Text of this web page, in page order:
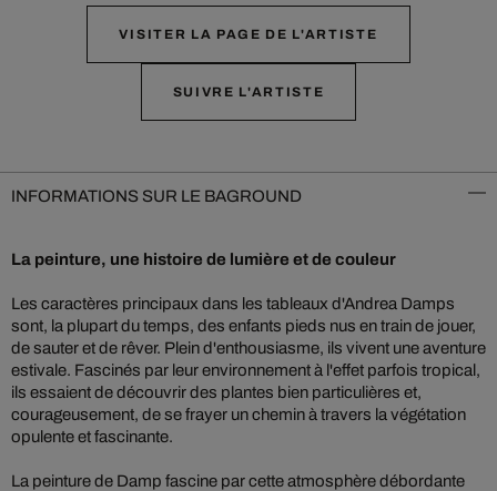
VISITER LA PAGE DE L'ARTISTE
SUIVRE L'ARTISTE
INFORMATIONS SUR LE BAGROUND
La peinture, une histoire de lumière et de couleur
Les caractères principaux dans les tableaux d'Andrea Damps
sont, la plupart du temps, des enfants pieds nus en train de jouer,
de sauter et de rêver. Plein d'enthousiasme, ils vivent une aventure
estivale. Fascinés par leur environnement à l'effet parfois tropical,
ils essaient de découvrir des plantes bien particulières et,
courageusement, de se frayer un chemin à travers la végétation
opulente et fascinante.
La peinture de Damp fascine par cette atmosphère débordante